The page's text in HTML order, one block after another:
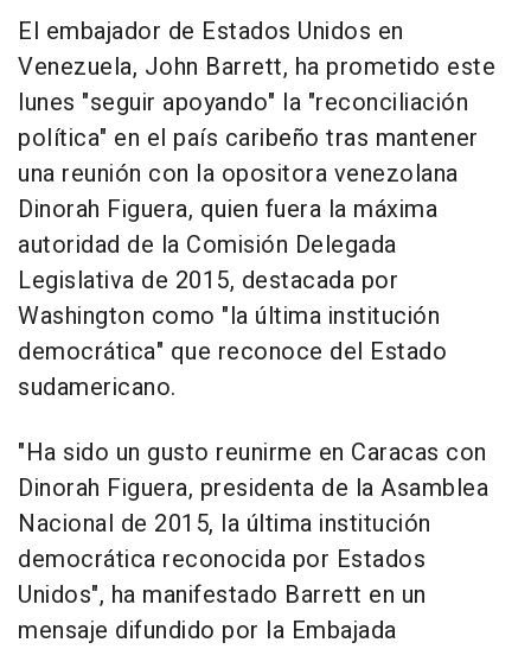
El embajador de Estados Unidos en
Venezuela, John Barrett, ha prometido este
lunes "seguir apoyando" la "reconciliación
política" en el país caribeño tras mantener
una reunión con la opositora venezolana
Dinorah Figuera, quien fuera la máxima
autoridad de la Comisión Delegada
Legislativa de 2015, destacada por
Washington como "la última institución
democrática" que reconoce del Estado
sudamericano.
"Ha sido un gusto reunirme en Caracas con
Dinorah Figuera, presidenta de la Asamblea
Nacional de 2015, la última institución
democrática reconocida por Estados
Unidos", ha manifestado Barrett en un
mensaje difundido por la Embajada